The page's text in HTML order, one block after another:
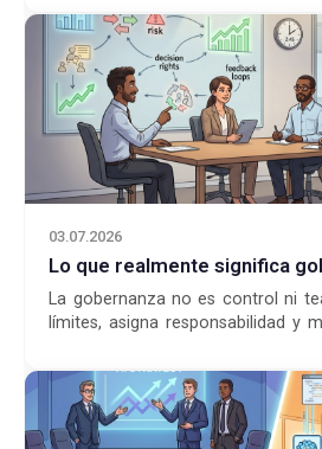
03.07.2026
Lo que realmente significa
La gobernanza no es control ni
límites, asigna responsabilidad y